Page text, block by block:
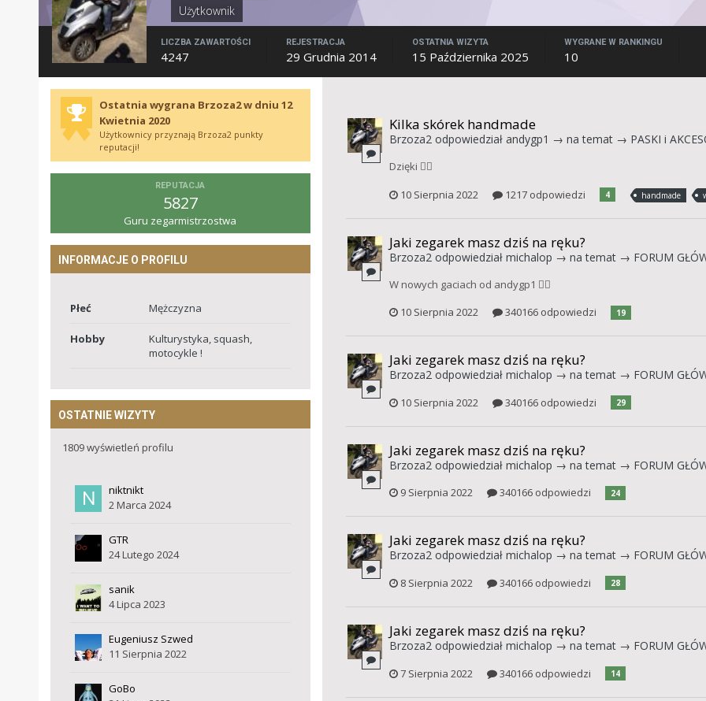
Użytkownik
LICZBA ZAWARTOŚCI
4247
REJESTRACJA
29 Grudnia 2014
OSTATNIA WIZYTA
15 Października 2025
WYGRANE W RANKINGU
10
Ostatnia wygrana Brzoza2 w dniu 12
Kwietnia 2020
Użytkownicy przyznają Brzoza2 punkty
reputacji!
REPUTACJA
5827
Guru zegarmistrzostwa
INFORMACJE O PROFILU
Płeć Mężczyzna
Hobby
Kulturystyka, squash,
motocykle !
OSTATNIE WIZYTY
1809 wyświetleń profilu
niktnikt
2 Marca 2024
GTR
24 Lutego 2024
sanik
4 Lipca 2023
Eugeniusz Szwed
11 Sierpnia 2022
GoBo
Kilka skórek handmade
Brzoza2odpowiedział andygp1 → na temat → PASKI i
Dzięki 👍🏻
10 Sierpnia 2022
1217 odpowiedzi 4 handmade
Jaki zegarek masz dziś na ręku?
Brzoza2odpowiedział michalop → na temat → FORUM
W nowych gaciach od andygp1 👍🏻
10 Sierpnia 2022
340166 odpowiedzi 19
Jaki zegarek masz dziś na ręku?
Brzoza2odpowiedział michalop → na temat → FORUM
10 Sierpnia 2022 340166 odpowiedzi 29
Jaki zegarek masz dziś na ręku?
Brzoza2odpowiedział michalop → na temat → FORUM
9 Sierpnia 2022 340166 odpowiedzi 24
Jaki zegarek masz dziś na ręku?
Brzoza2odpowiedział michalop → na temat → FORUM
8 Sierpnia 2022 340166 odpowiedzi 28
Jaki zegarek masz dziś na ręku?
Brzoza2odpowiedział michalop → na temat → FORUM
7 Sierpnia 2022 340166 odpowiedzi 14